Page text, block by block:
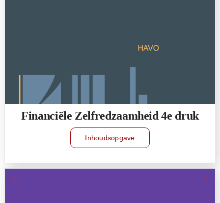
Financiële Zelfredzaamheid 4e druk
Inhoudsopgave